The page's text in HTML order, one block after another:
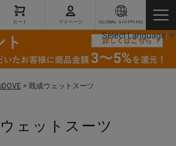
カート マイページ GLOBAL SHIPPING
> 既成ウェットスーツ
ェットスーツ
Select Language ▼